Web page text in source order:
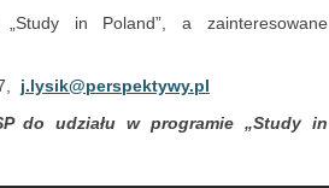
in Poland”, a zainteresowane
j.lysik@perspektywy.pl
do udziału w programie „Study in